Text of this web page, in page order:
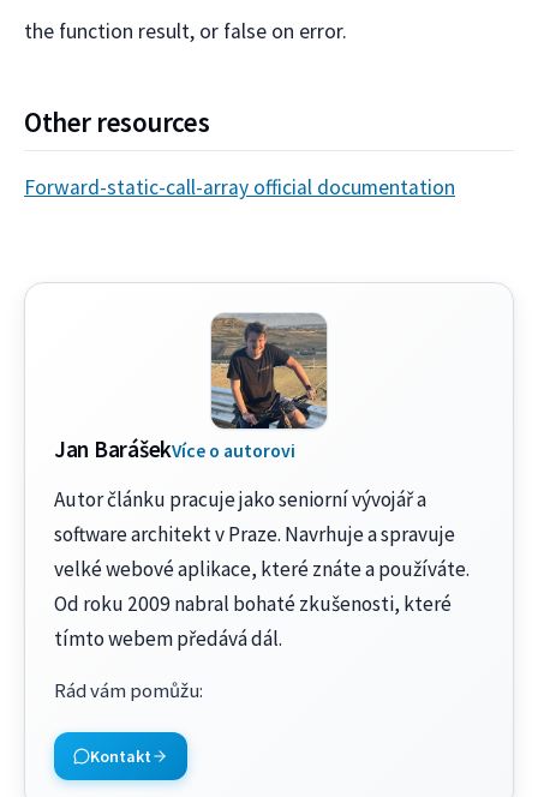
the function result, or false on error.
Other resources
Forward-static-call-array official documentation
Jan BarášekVíce o autorovi
Autor článku pracuje jako seniorní vývojář a
software architekt v Praze. Navrhuje a spravuje
velké webové aplikace, které znáte a používáte.
Od roku 2009 nabral bohaté zkušenosti, které
tímto webem předává dál.
Rád vám pomůžu:
Kontakt